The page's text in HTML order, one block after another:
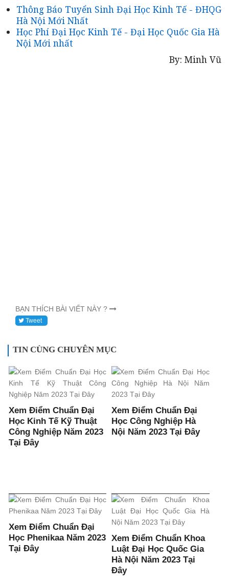
Thông Báo Tuyển Sinh Đại Học Kinh Tế - ĐHQG
Hà Nội Mới Nhất
Học Phí Đại Học Kinh Tế - Đại Học Quốc Gia Hà
Nội Mới nhất
By: Minh Vũ
BẠN THÍCH BÀI VIẾT NÀY ?
Tweet
TIN CÙNG CHUYÊN MỤC
Xem Điểm Chuẩn Đại
Học Kinh Tế Kỹ Thuật
Công Nghiệp Năm 2023
Tại Đây
Xem Điểm Chuẩn Đại
Học Công Nghiệp Hà
Nội Năm 2023 Tại Đây
Xem Điểm Chuẩn Đại
Học Phenikaa Năm 2023
Tại Đây
Xem Điểm Chuẩn Khoa
Luật Đại Học Quốc Gia
Hà Nội Năm 2023 Tại
Đây